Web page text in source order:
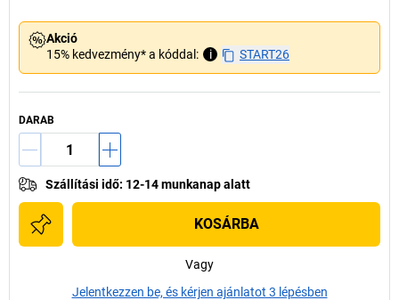
Akció
15% kedvezmény* a kóddal:
i START26
DARAB
Szállítási idő: 12-14 munkanap alatt
KOSÁRBA
Vagy
Jelentkezzen be, és kérjen ajánlatot 3 lépésben